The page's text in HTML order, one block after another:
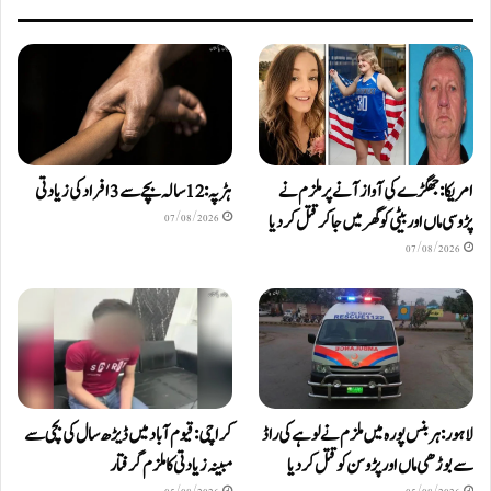
امریکا: جھگڑے کی آواز آنے پر ملزم نے
پڑوسی ماں اور بیٹی کو گھر میں جا کر قتل کر دیا
07/08/2026
ہڑپہ: 12 سالہ بچے سے 3 افراد کی زیادتی
07/08/2026
لاہور: ہربنس پورہ میں ملزم نے لوہے کی راڈ
سے بوڑھی ماں اور پڑوسن کو قتل کر دیا
کراچی: قیوم آباد میں ڈیڑھ سال کی بچی سے
مبینہ زیادتی کا ملزم گرفتار